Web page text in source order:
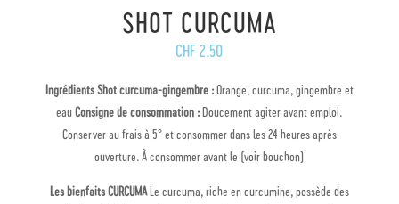
SHOT CURCUMA
CHF 2.50
Ingrédients Shot curcuma-gingembre :Orange, curcuma, gingembre et
eauConsigne de consommation :Doucement agiter avant emploi.
Conserver au frais à 5° et consommer dans les 24 heures après
ouverture. À consommer avant le (voir bouchon)
Les bienfaits CURCUMALe curcuma, riche en curcumine, possède des